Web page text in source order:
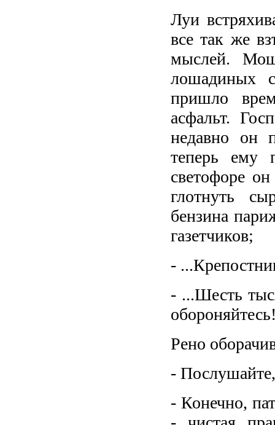
Луи
все так же
мыслей.
лошадиных
пришло
асфальт.
недавно он
теперь ему
светофоре
глотнуть
бензина
газетчиков;
-
- ...Шесть
Рено
-
- Конечно,